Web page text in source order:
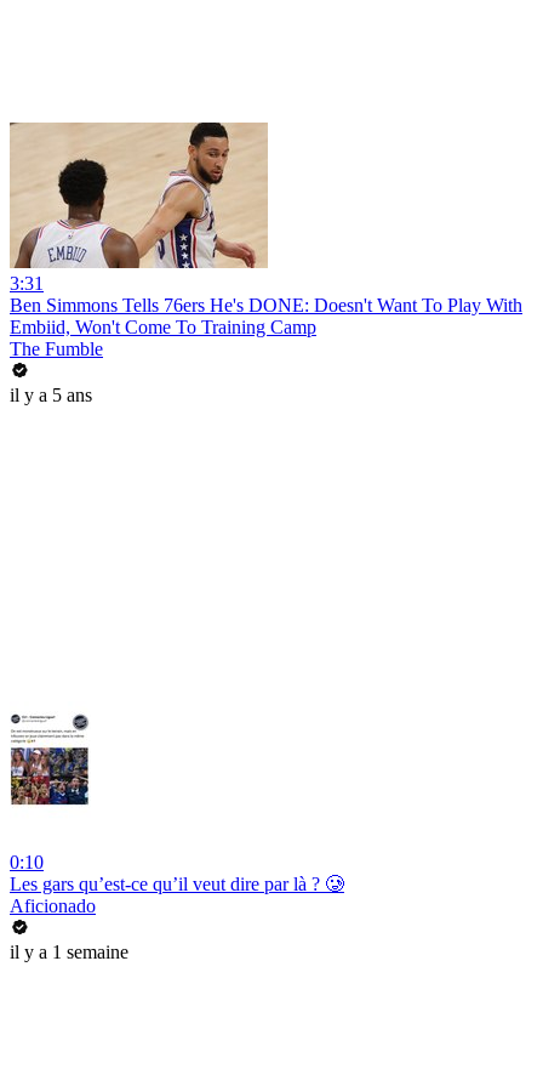
3:31
Ben Simmons Tells 76ers He's DONE: Doesn't Want To Play With
Embiid, Won't Come To Training Camp
The Fumble
il y a 5 ans
0:10
Les gars qu’est-ce qu’il veut dire par là ? 🥲
Aficionado
il y a 1 semaine